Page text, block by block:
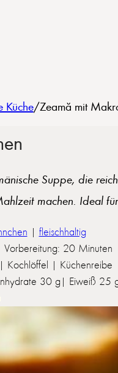
Küche/Zeamă mit
Suppe, die
machen. Ideal
| fleischhaltig
20
Kochlöffel | Küchenreibe
30 g| Eiweiß 25